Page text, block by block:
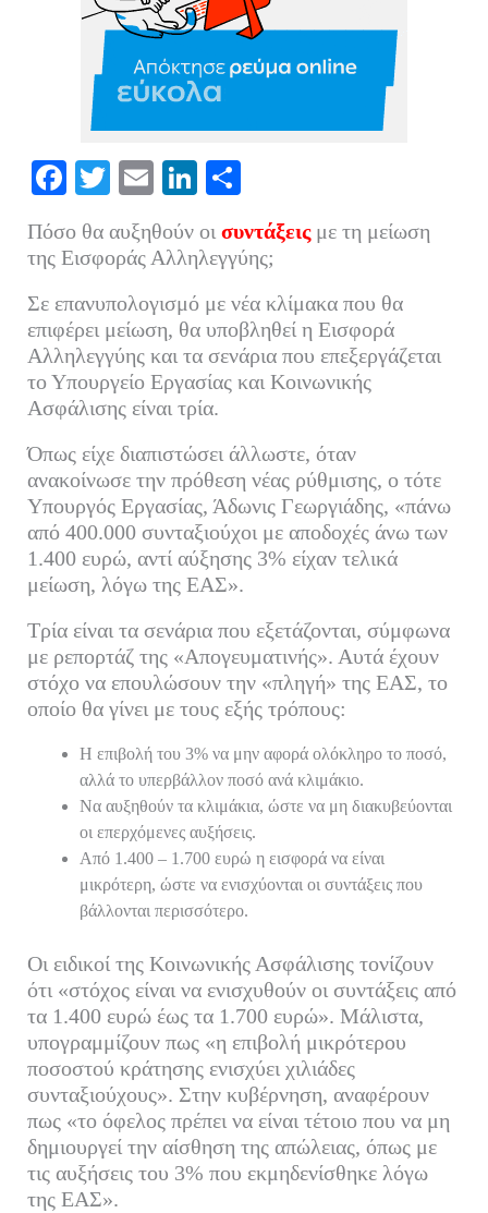
Fa
ce
bo
ok
T
wi
tte
r
E
m
ail
Li
ed
In
ρ
α
στ
εί
τε
Πόσο θα αυξηθούν οι συντάξειςμε τη μείωση
της Εισφοράς Αλληλεγγύης;
Σε επανυπολογισμό με νέα κλίμακα που θα
επιφέρει μείωση, θα υποβληθεί η Εισφορά
Αλληλεγγύης και τα σενάρια που επεξεργάζεται
το Υπουργείο Εργασίας και Κοινωνικής
Ασφάλισης είναι τρία.
Όπως είχε διαπιστώσει άλλωστε, όταν
ανακοίνωσε την πρόθεση νέας ρύθμισης, ο τότε
Υπουργός Εργασίας, Άδωνις Γεωργιάδης, «πάνω
από 400.000 συνταξιούχοι με αποδοχές άνω των
1.400 ευρώ, αντί αύξησης 3% είχαν τελικά
μείωση, λόγω της ΕΑΣ».
Τρία είναι τα σενάρια που εξετάζονται, σύμφωνα
με ρεπορτάζ της «Απογευματινής». Αυτά έχουν
στόχο να επουλώσουν την «πληγή» της ΕΑΣ, το
οποίο θα γίνει με τους εξής τρόπους:
Η επιβολή του 3% να μην αφορά ολόκληρο το ποσό,
αλλά το υπερβάλλον ποσό ανά κλιμάκιο.
Να αυξηθούν τα κλιμάκια, ώστε να μη διακυβεύονται
οι επερχόμενες αυξήσεις.
Από 1.400 – 1.700 ευρώ η εισφορά να είναι
μικρότερη, ώστε να ενισχύονται οι συντάξεις που
βάλλονται περισσότερο.
Οι ειδικοί της Κοινωνικής Ασφάλισης τονίζουν
ότι «στόχος είναι να ενισχυθούν οι συντάξεις από
τα 1.400 ευρώ έως τα 1.700 ευρώ». Μάλιστα,
υπογραμμίζουν πως «η επιβολή μικρότερου
ποσοστού κράτησης ενισχύει χιλιάδες
συνταξιούχους». Στην κυβέρνηση, αναφέρουν
πως «το όφελος πρέπει να είναι τέτοιο που να μη
δημιουργεί την αίσθηση της απώλειας, όπως με
τις αυξήσεις του 3% που εκμηδενίσθηκε λόγω
της ΕΑΣ».